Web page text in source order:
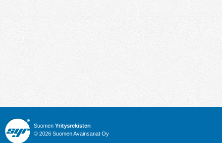
Suomen Yritysrekisteri
© 2026 Suomen Avainsanat Oy